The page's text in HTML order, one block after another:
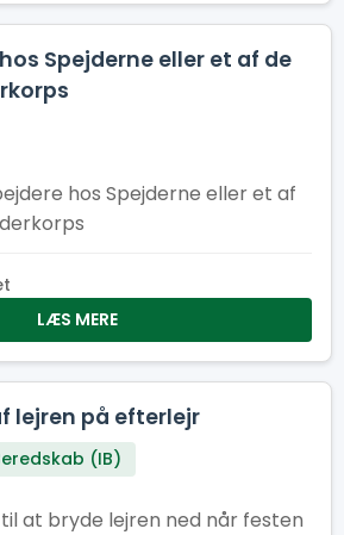
Spejderne eller et af de
hos Spejderne eller et af
LÆS MERE
lejren på efterlejr
(IB)
at bryde lejren ned når festen